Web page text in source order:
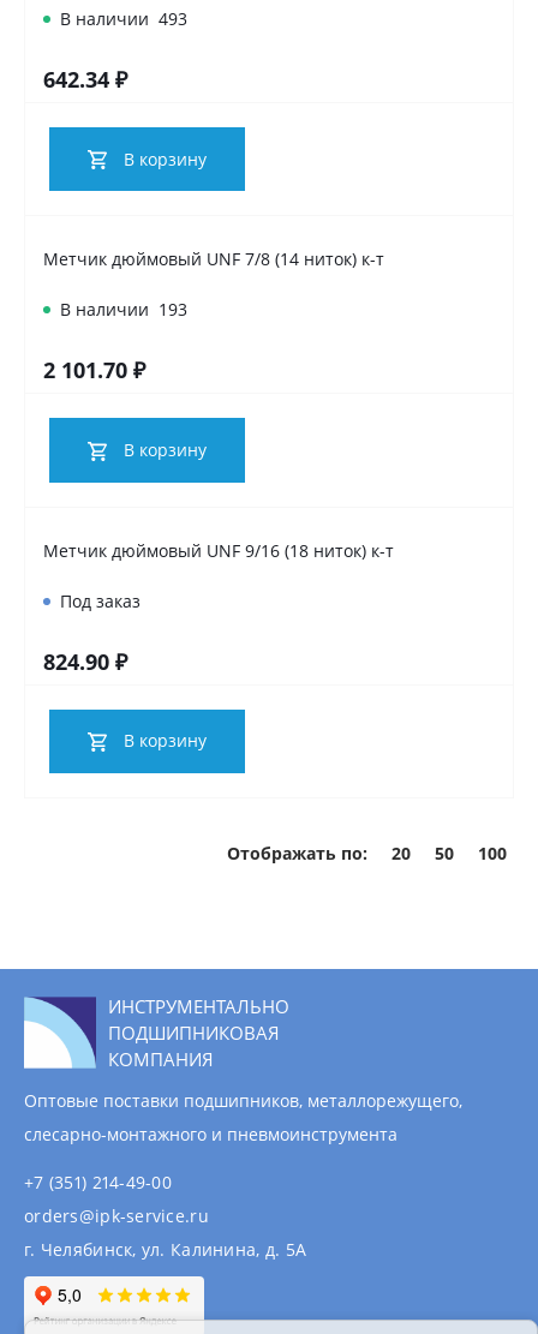
В наличии 493
642.34 ₽
В корзину
Метчик дюймовый UNF 7/8 (14 ниток) к-т
В наличии 193
2 101.70 ₽
В корзину
Метчик дюймовый UNF 9/16 (18 ниток) к-т
Под заказ
824.90 ₽
В корзину
Отображать по: 20 50 100
ИНСТРУМЕНТАЛЬНО
ПОДШИПНИКОВАЯ
КОМПАНИЯ
Оптовые поставки подшипников, металлорежущего,
слесарно-монтажного и пневмоинструмента
+7 (351) 214-49-00
orders@ipk-service.ru
г. Челябинск, ул. Калинина, д. 5А